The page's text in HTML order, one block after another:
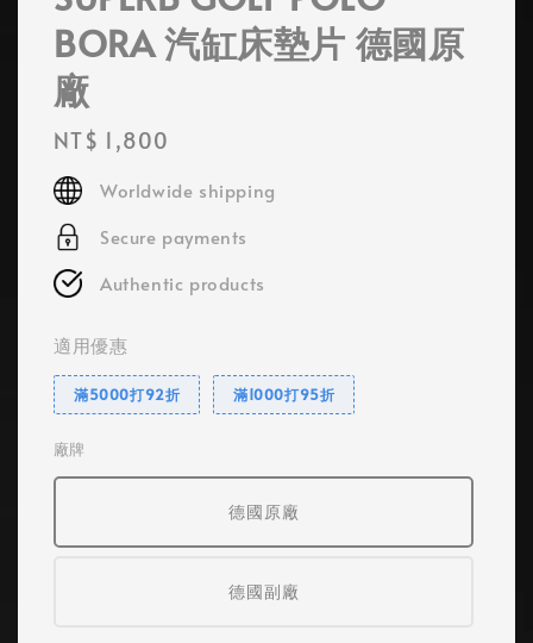
BORA 汽缸床墊片 德國原
廠
Regular
price
NT$ 1,800
Worldwide shipping
Secure payments
Authentic products
適用優惠
滿5000打92折 滿1000打95折
廠牌
德國原廠
德國副廠